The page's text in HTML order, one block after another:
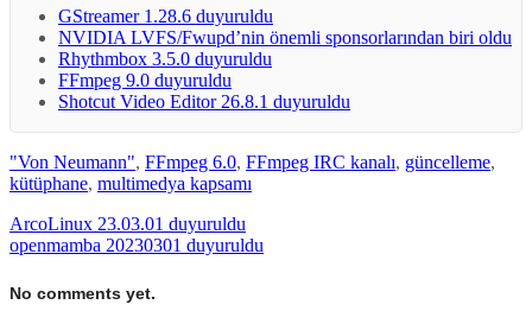
GStreamer 1.28.6 duyuruldu
NVIDIA LVFS/Fwupd’nin önemli sponsorlarından biri oldu
Rhythmbox 3.5.0 duyuruldu
FFmpeg 9.0 duyuruldu
Shotcut Video Editor 26.8.1 duyuruldu
"Von Neumann", FFmpeg 6.0, FFmpeg IRC kanalı, güncelleme,
kütüphane, multimedya kapsamı
ArcoLinux 23.03.01 duyuruldu
openmamba 20230301 duyuruldu
No comments yet.